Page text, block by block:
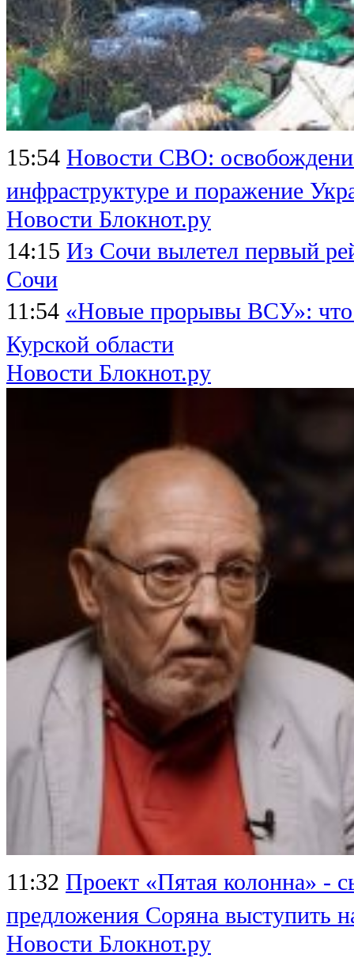
15:54 Новости СВО:
инфраструктуре и поражение
Новости Блокнот.ру
14:15 Из Сочи вылетел первый
Сочи
11:54 «Новые прорывы ВСУ»: что
Курской области
Новости Блокнот.ру
11:32 Проект «Пятая колонна» -
предложения Соряна выступить
Новости Блокнот.ру